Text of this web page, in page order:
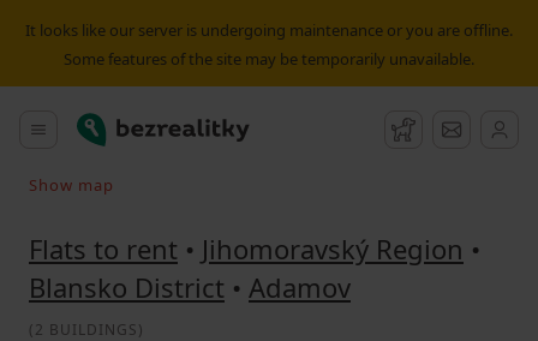
It looks like our server is undergoing maintenance or you are offline.
Some features of the site may be temporarily unavailable.
Main menu
Bezrealitky Watchdog
Search on the map
Show map
Flats to rent • Jihomoravský Region •
Blansko District • Adamov
(2 BUILDINGS)